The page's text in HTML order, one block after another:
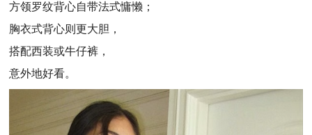
方领罗纹背心自带法式慵懒；
胸衣式背心则更大胆，
搭配西装或牛仔裤，
意外地好看。